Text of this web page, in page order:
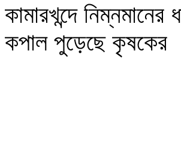
কামারখন্দে নিম্নমানের
কপাল পুড়েছে কৃষকের